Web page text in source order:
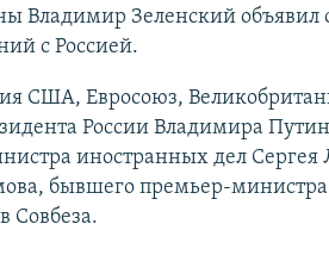
Владимир Зеленский объявил
с Россией.
США, Евросоюз,
России Владимира
иностранных дел Сергея
бывшего премьер-
Совбеза.